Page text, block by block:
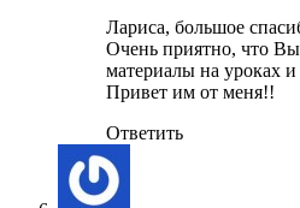
Лариса, большое
Очень приятно, что Вы
материалы на уроках
Привет им от меня!!
Ответить